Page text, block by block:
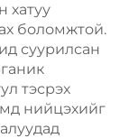
хатуу
боломжтой.
суурилсан
тэсрэх
нийцэхийг